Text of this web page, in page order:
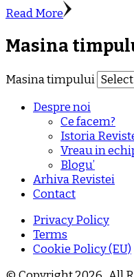
Read More
Masina
Masina timpului
Despre noi
Ce facem?
Istoria
Vreau in
Blogu’
Arhiva Revistei
Contact
Privacy Policy
Terms
Cookie Policy (EU)